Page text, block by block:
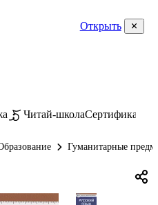
Открыть
Читай-школаСертификаты
Гуманитарные